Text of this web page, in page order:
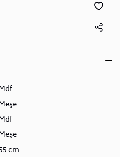
Mdf
Meşe
Mdf
Meşe
55 cm